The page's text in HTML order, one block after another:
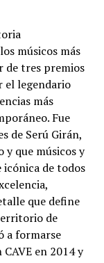
músicos más
de tres premios
el legendario
más
Fue
de Serú Girán,
que músicos y
icónica de todos
que define
de
a formarse
en 2014 y